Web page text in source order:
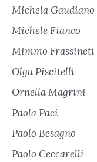
Michela Gaudiano
Michele Fianco
Mimmo Frassineti
Olga Piscitelli
Ornella Magrini
Paola Paci
Paolo Besagno
Paolo Ceccarelli